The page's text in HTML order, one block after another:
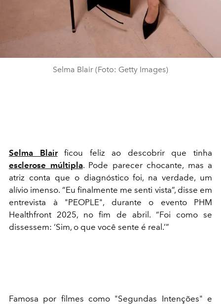
Selma Blair (Foto: Getty Images)
Selma Blairficou feliz ao descobrir que tinha
esclerose múltipla. Pode parecer chocante, mas a
atriz conta que o diagnóstico foi, na verdade, um
alívio imenso. “Eu finalmente me senti vista”, disse em
entrevista à "PEOPLE", durante o evento PHM
Healthfront 2025, no fim de abril. “Foi como se
dissessem: ‘Sim, o que você sente é real.’”
Famosa por filmes como "Segundas Intenções" e